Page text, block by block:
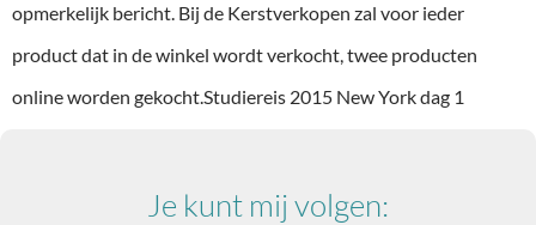
opmerkelijk bericht. Bij de Kerstverkopen zal voor ieder
product dat in de winkel wordt verkocht, twee producten
online worden gekocht.Studiereis 2015 New York dag 1
Je kunt mij volgen: